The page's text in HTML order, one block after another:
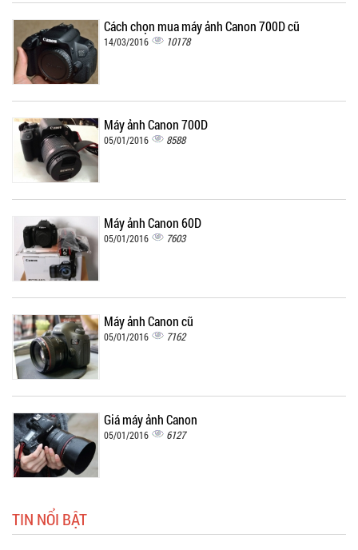
Cách chọn mua máy ảnh Canon 700D cũ
14/03/2016 10178
Máy ảnh Canon 700D
05/01/2016 8588
Máy ảnh Canon 60D
05/01/2016 7603
Máy ảnh Canon cũ
05/01/2016 7162
Giá máy ảnh Canon
05/01/2016 6127
TIN NỔI BẬT